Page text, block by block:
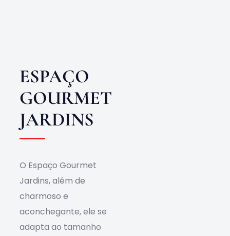
ESPAÇO
GOURMET
JARDINS
O Espaço Gourmet
Jardins, além de
charmoso e
aconchegante, ele se
adapta ao tamanho